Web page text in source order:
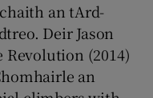
an tArd-
Deir Jason
(2014)
an